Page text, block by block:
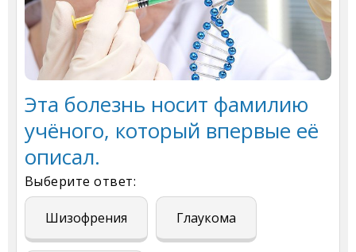
Эта болезнь носит фамилию
учёного, который впервые её
описал.
Выберите ответ:
Шизофрения Глаукома